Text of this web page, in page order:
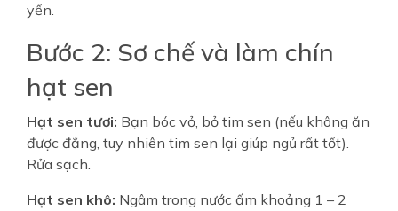
yến.
Bước 2: Sơ chế và làm chín
hạt sen
Hạt sen tươi: Bạn bóc vỏ, bỏ tim sen (nếu không ăn
được đắng, tuy nhiên tim sen lại giúp ngủ rất tốt).
Rửa sạch.
Hạt sen khô: Ngâm trong nước ấm khoảng 1 – 2